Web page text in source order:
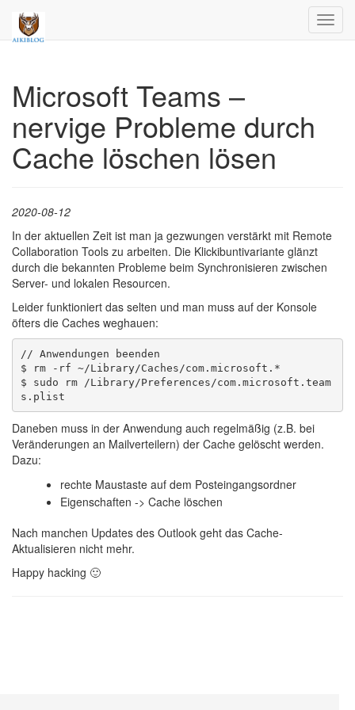
Microsoft Teams –
nervige Probleme durch
Cache löschen lösen
2020-08-12
In der aktuellen Zeit ist man ja gezwungen verstärkt mit Remote
Collaboration Tools zu arbeiten. Die Klickibuntivariante glänzt
durch die bekannten Probleme beim Synchronisieren zwischen
Server- und lokalen Resourcen.
Leider funktioniert das selten und man muss auf der Konsole
öfters die Caches weghauen:
// Anwendungen beenden
$ rm -rf ~/Library/Caches/com.microsoft.*
$ sudo rm /Library/Preferences/com.microsoft.team
Daneben muss in der Anwendung auch regelmäßig (z.B. bei
Veränderungen an Mailverteilern) der Cache gelöscht werden.
Dazu:
rechte Maustaste auf dem Posteingangsordner
Eigenschaften -> Cache löschen
Nach manchen Updates des Outlook geht das Cache-
Aktualisieren nicht mehr.
Happy hacking 🙂